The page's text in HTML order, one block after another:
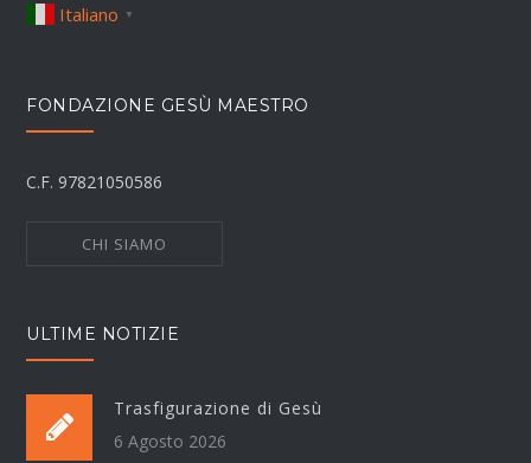
Italiano ▼
FONDAZIONE GESÙ MAESTRO
C.F. 97821050586
CHI SIAMO
ULTIME NOTIZIE
Trasfigurazione di Gesù
6 Agosto 2026